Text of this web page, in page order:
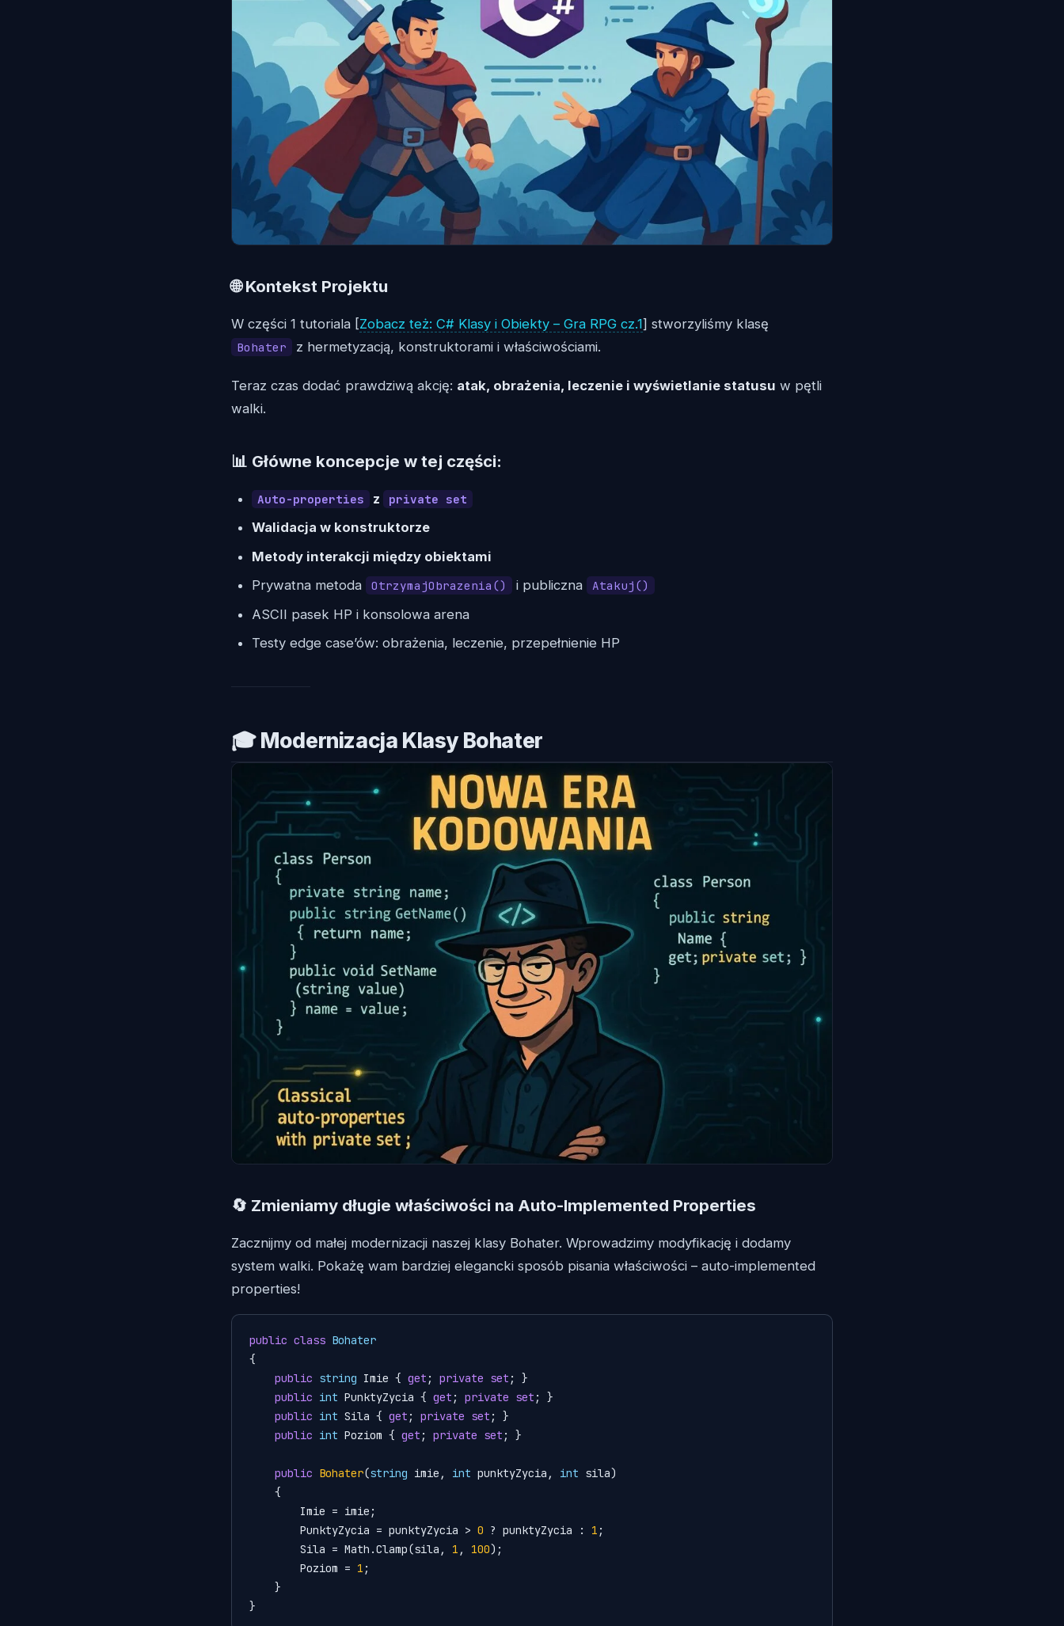
🌐 Kontekst Projektu
W części 1 tutoriala [Zobacz też: C# Klasy i Obiekty – Gra RPG cz.1] stworzyliśmy klasę
Bohater z hermetyzacją, konstruktorami i właściwościami.
Teraz czas dodać prawdziwą akcję: atak, obrażenia, leczenie i wyświetlanie statusu w pętli
walki.
📊 Główne koncepcje w tej części:
Auto-properties z private set
Walidacja w konstruktorze
Metody interakcji między obiektami
Prywatna metoda
OtrzymajObrazenia() i publiczna Atakuj()
ASCII pasek HP i konsolowa arena
Testy edge case’ów: obrażenia, leczenie, przepełnienie HP
🎓 Modernizacja Klasy Bohater
🔄 Zmieniamy długie właściwości na Auto-Implemented Properties
Zacznijmy od małej modernizacji naszej klasy Bohater. Wprowadzimy modyfikację i dodamy
system walki. Pokażę wam bardziej elegancki sposób pisania właściwości – auto-implemented
properties!
public class Bohater
{
public string Imie { get ; private set ; }
public int PunktyZycia { get ; private set ; }
public int Sila { get ; private set ; }
public int Poziom { get ; private set ; }
public Bohater(string imie, int punktyZycia, int sila)
        PunktyZycia = punktyZycia >
0 ? punktyZycia : 1 ;
        Sila = Math.Clamp(sila,
1 , 100);
        Poziom =
1 ;
}